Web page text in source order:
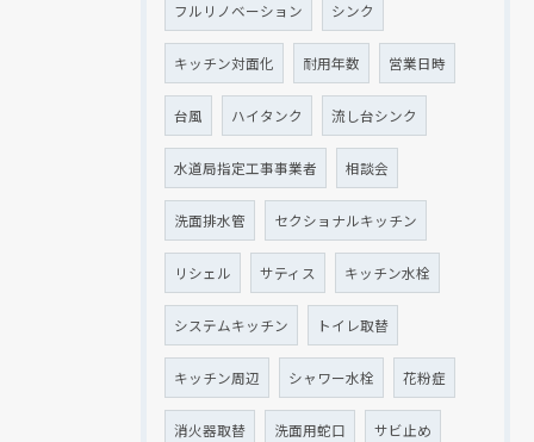
フルリノベーション シンク
キッチン対面化 耐用年数 営業日時
台風 ハイタンク 流し台シンク
水道局指定工事事業者 相談会
洗面排水管 セクショナルキッチン
リシェル サティス キッチン水栓
システムキッチン トイレ取替
キッチン周辺 シャワー水栓 花粉症
消火器取替 洗面用蛇口 サビ止め